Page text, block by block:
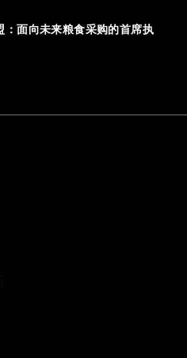
：面向未来粮食采购的首席执